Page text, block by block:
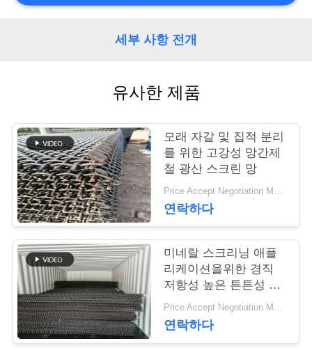
연
락
주
세
요
뉴
스
세부 사항 전개
유사한 제품
모래 자갈 및 집적 분리
를 위한 고강성 망간제
철 광산 스크린 망
Price Accept Negotiation MOQ:10개
연락하다
미네랄 스크리닝 애플
리케이션을위한 경직
저항성 높은 튼튼성 망
간제철 와이어 메시
Price Accept Negotiation MOQ:10개
연락하다